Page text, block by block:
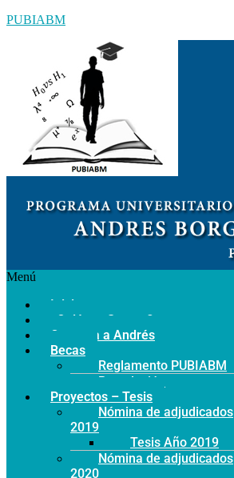
PUBIABM
Menú
Inicio
¿Quiénes Somos?
Conozca a Andrés
Becas
Reglamento PUBIABM
Postulación
Proyectos – Tesis
Nómina de adjudicados
2019
Tesis Año 2019
Nómina de adjudicados
2020